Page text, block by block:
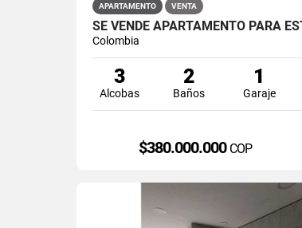
APARTAMENTO VENTA
Colombia
3
Alcobas
2
Baños
1
Garaje
$380.000.000 COP